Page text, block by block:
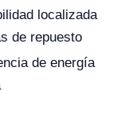
localizada
de repuesto
de energía